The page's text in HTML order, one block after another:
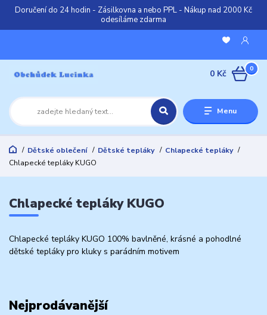
Doručení do 24 hodin - Zásilkovna a nebo PPL - Nákup nad 2000 Kč
odesíláme zdarma
Menu
0
0 Kč
Dětské oblečení Dětské tepláky
Chlapecké tepláky
Chlapecké tepláky KUGO
Chlapecké tepláky KUGO
Chlapecké tepláky KUGO 100% bavlněné, krásné a pohodlné
dětské tepláky pro kluky s parádním motivem
Nejprodávanější